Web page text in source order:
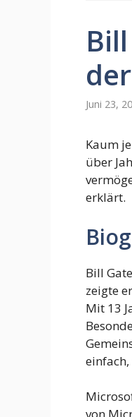
Juni 23,
Kaum
über
erklärt.
Bill
zeigte
Mit 13